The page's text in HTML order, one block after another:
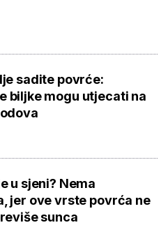
sadite povrće:
biljke mogu utjecati na
u sjeni? Nema
jer ove vrste povrća ne
sunca